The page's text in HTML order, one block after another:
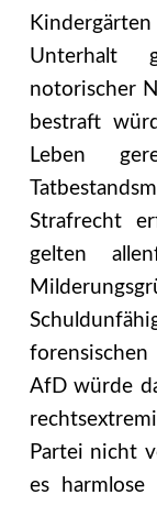
Unterhalt
notorischer
bestraft
Leben
Strafrecht
gelten
AfD würde
Partei nicht
es harmlose